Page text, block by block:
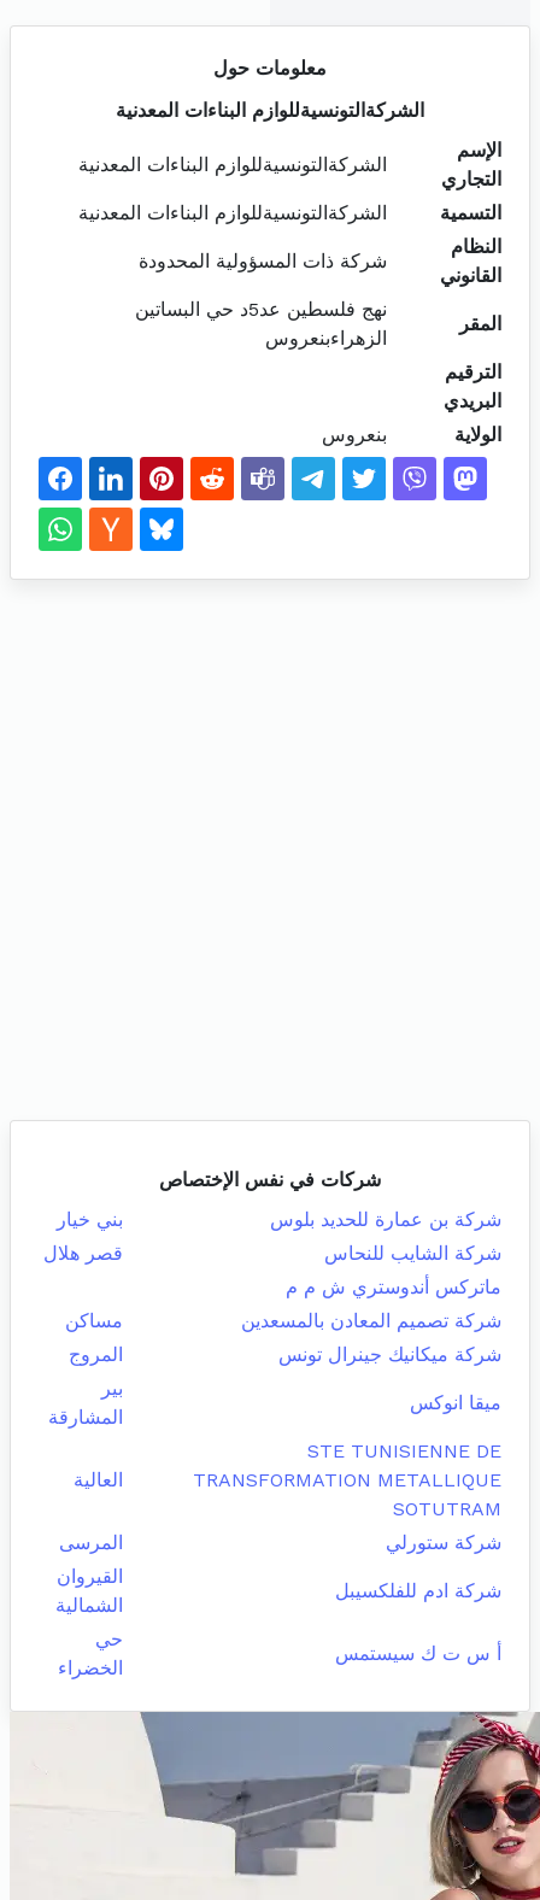
معلومات حول
الشركةالتونسيةللوازم البناءات المعدنية
الإسم
التجاري
الشركةالتونسيةللوازم البناءات المعدنية
التسمية
الشركةالتونسيةللوازم البناءات المعدنية
النظام
القانوني
شركة ذات المسؤولية المحدودة
المقر
نهج فلسطين عد5د حي البساتين
الزهراءبنعروس
الترقيم
البريدي
الولاية
بنعروس
شركات في نفس الإختصاص
شركة بن عمارة للحديد بلوس
بني خيار
شركة الشايب للنحاس
قصر هلال
ماتركس أندوستري ش م م
شركة تصميم المعادن بالمسعدين
مساكن
شركة ميكانيك جينرال تونس
المروج
ميقا انوكس
بير
المشارقة
STE TUNISIENNE DE
TRANSFORMATION METALLIQUE
SOTUTRAM
العالية
شركة ستورلي المرسى
شركة ادم للفلكسيبل
القيروان
الشمالية
أ س ت ك سيستمس
حي
الخضراء